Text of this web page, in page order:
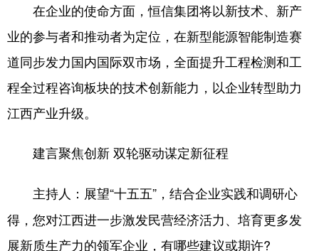
在企业的使命方面，恒信集团将以新技术、新产
业的参与者和推动者为定位，在新型能源智能制造赛
道同步发力国内国际双市场，全面提升工程检测和工
程全过程咨询板块的技术创新能力，以企业转型助力
江西产业升级。
建言聚焦创新 双轮驱动谋定新征程
主持人： 展望“十五五”，结合企业实践和调研心
得，您对江西进一步激发民营经济活力、培育更多发
展新质生产力的领军企业，有哪些建议或期许?